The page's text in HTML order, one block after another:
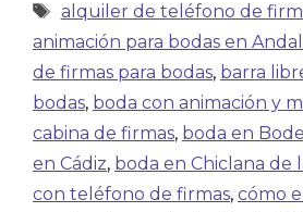
alquiler de teléfono de
animación para bodas en
de firmas para bodas, barra
bodas, boda con animación y
cabina de firmas, boda en
en Cádiz, boda en Chiclana de
con teléfono de firmas, cómo